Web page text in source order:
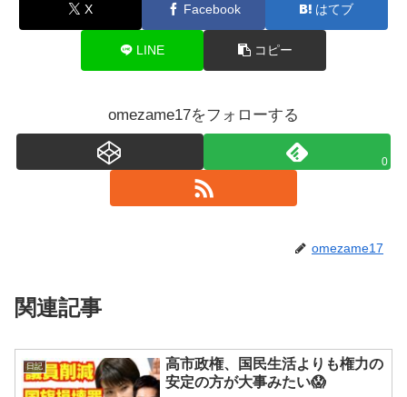
X Facebook はてブ
LINE コピー
omezame17をフォローする
0
omezame17
関連記事
日記
高市政権、国民生活よりも権力の
安定の方が大事みたい😱